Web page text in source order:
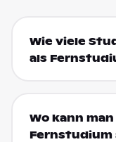
Wie viele
als
Wo kann
Fernstudium